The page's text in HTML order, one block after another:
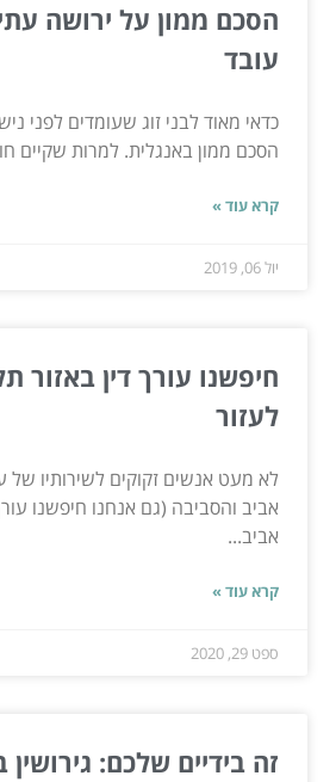
הסכם ממון על ירושה
עובד
כדאי מאוד לבני זוג שעומדים לפני
הסכם ממון באנגלית. למרות שקיים
קרא עוד »
יול 06, 2019
חיפשנו עורך דין באזור
לעזור
לא מעט אנשים זקוקים לשירותיו של
אביב והסביבה (גם אנחנו חיפשנו
אביב...
קרא עוד »
ספט 29, 2020
זה בידיים שלכם: